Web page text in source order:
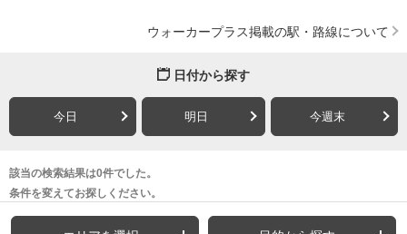
ウォーカープラス掲載の駅・路線について
日付から探す
今日 明日 今週末
該当の検索結果は0件でした。
条件を変えてお探しください。